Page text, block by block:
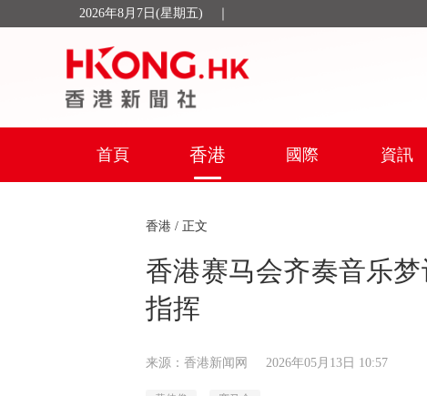
2026年8月7日(星期五)
首頁 香港 國際 資訊
香港 / 正文
香港赛马会齐奏音乐
指挥
来源：香港新闻网 2026年05月13日 10:57